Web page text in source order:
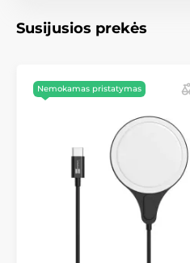
Susijusios prekės
Nemokamas pristatymas